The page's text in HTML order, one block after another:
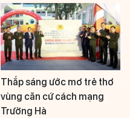
Thắp sáng ước mơ trẻ thơ
vùng căn cứ cách mạng
Trường Hà